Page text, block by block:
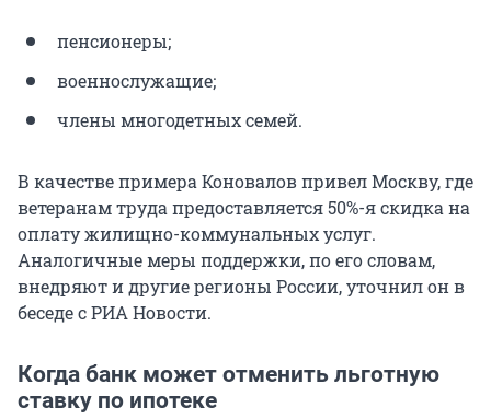
пенсионеры;
военнослужащие;
члены многодетных семей.
В качестве примера Коновалов привел Москву, где
ветеранам труда предоставляется 50%-я скидка на
оплату жилищно-коммунальных услуг.
Аналогичные меры поддержки, по его словам,
внедряют и другие регионы России, уточнил он в
беседе с РИА Новости.
Когда банк может отменить льготную
ставку по ипотеке